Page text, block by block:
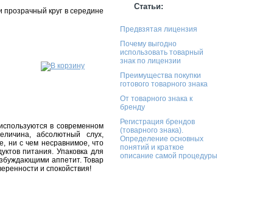
Статьи:
Предвзятая лицензия
Почему выгодно
использовать товарный
знак по лицензии
Преимущества покупки
готового товарного знака
От товарного знака к
бренду
Регистрация брендов
(товарного знака).
Определение основных
понятий и краткое
описание самой процедуры
круг в середине
в современном
абсолютный слух,
ни с чем несравнимое, что
питания. Упаковка для
аппетит. Товар
и спокойствия!